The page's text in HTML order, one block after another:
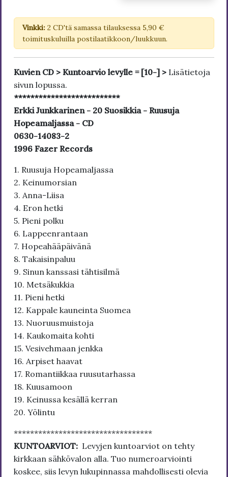
Vinkki: 2 CD'tä samassa tilauksessa 5,90 €
toimituskuluilla postilaatikkoon/luukkuun.
Kuvien CD > Kuntoarvio levylle = [10-] > Lisätietoja
sivun lopussa.
**************************
Erkki Junkkarinen - 20 Suosikkia - Ruusuja
Hopeamaljassa - CD
0630-14083-2
1996 Fazer Records
1. Ruusuja Hopeamaljassa
2. Keinumorsian
3. Anna-Liisa
4. Eron hetki
5. Pieni polku
6. Lappeenrantaan
7. Hopeahääpäivänä
8. Takaisinpaluu
9. Sinun kanssasi tähtisilmä
10. Metsäkukkia
11. Pieni hetki
12. Kappale kauneinta Suomea
13. Nuoruusmuistoja
14. Kaukomaita kohti
15. Vesivehmaan jenkka
16. Arpiset haavat
17. Romantiikkaa ruusutarhassa
18. Kuusamoon
19. Keinussa kesällä kerran
20. Yölintu
**********************************
KUNTOARVIOT: Levyjen kuntoarviot on tehty
kirkkaan sähkövalon alla. Tuo numeroarviointi
koskee, siis levyn lukupinnassa mahdollisesti olevia